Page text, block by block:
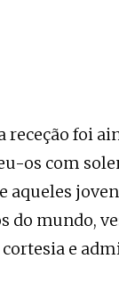
receção foi
os com
aqueles
do mundo,
e